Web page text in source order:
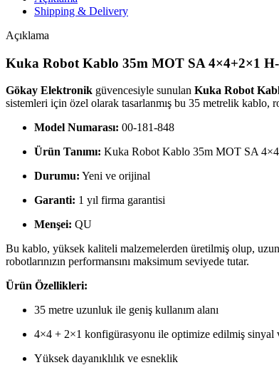
Shipping & Delivery
Açıklama
Kuka Robot Kablo 35m MOT SA 4×4+2×1
Gökay Elektronik güvencesiyle sunulan Kuka Robot
sistemleri için özel olarak tasarlanmış bu 35 metrelik
Model Numarası: 00-181-848
Ürün Tanımı: Kuka Robot Kablo 35m MOT SA
Durumu: Yeni ve orijinal
Garanti: 1 yıl firma garantisi
Menşei: QU
Bu kablo, yüksek kaliteli malzemelerden üretilmiş olup, uzun
robotlarınızın performansını maksimum seviyede tutar.
Ürün Özellikleri:
35 metre uzunluk ile geniş kullanım alanı
4×4 + 2×1 konfigürasyonu ile optimize edilmiş sinyal
Yüksek dayanıklılık ve esneklik